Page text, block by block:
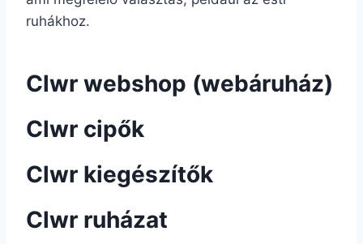
ruhákhoz.
Clwr webshop (webáruház)
Clwr cipők
Clwr kiegészítők
Clwr ruházat